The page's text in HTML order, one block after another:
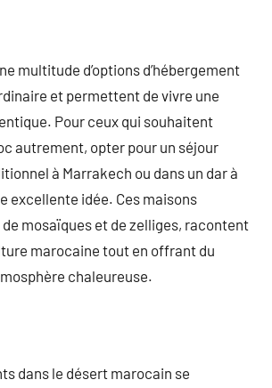
multitude d’options d’hébergement
et permettent de vivre une
Pour ceux qui souhaitent
autrement, opter pour un séjour
à Marrakech ou dans un dar à
excellente idée. Ces maisons
mosaïques et de zelliges, racontent
marocaine tout en offrant du
chaleureuse.
dans le désert marocain se